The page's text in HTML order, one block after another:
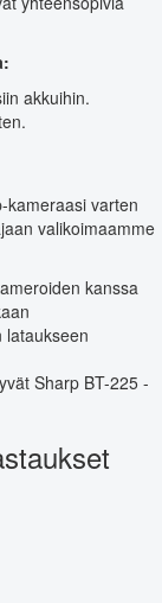
akkuihin.
kameraasi varten
valikoimaamme
kanssa
lataukseen
Sharp BT-225 -